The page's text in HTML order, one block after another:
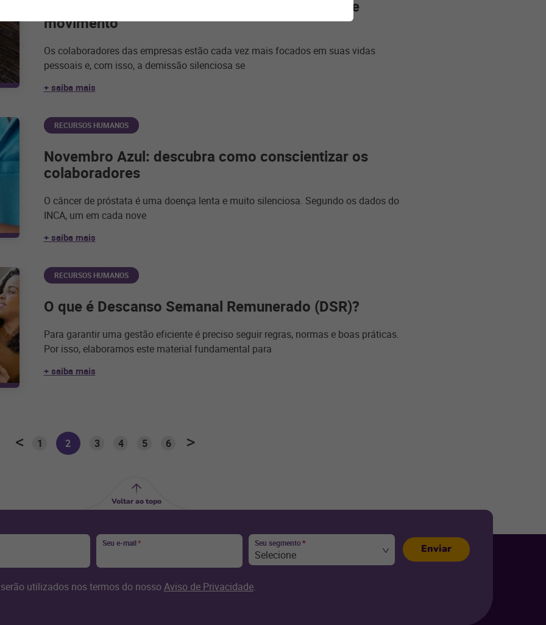
Demissão silenciosa: 5 dicas para prevenir esse
movimento
Os colaboradores das empresas estão cada vez mais focados em suas vidas
pessoais e, com isso, a demissão silenciosa se
+ saiba mais
RECURSOS HUMANOS
Novembro Azul: descubra como conscientizar os
colaboradores
O câncer de próstata é uma doença lenta e muito silenciosa. Segundo os dados do
INCA, um em cada nove
+ saiba mais
RECURSOS HUMANOS
O que é Descanso Semanal Remunerado (DSR)?
Para garantir uma gestão eficiente é preciso seguir regras, normas e boas práticas.
Por isso, elaboramos este material fundamental para
+ saiba mais
1 2 3 4 5 6
Voltar ao topo
Seu e-mail* Seu segmento*
Selecione
utilizados nos termos do nossoAviso de Privacidade.
Enviar